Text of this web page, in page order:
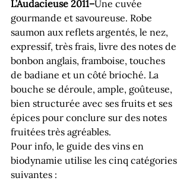
L’Audacieuse 2011–Une cuvée
gourmande et savoureuse. Robe
saumon aux reflets argentés, le nez,
expressif, très frais, livre des notes de
bonbon anglais, framboise, touches
de badiane et un côté brioché. La
bouche se déroule, ample, goûteuse,
bien structurée avec ses fruits et ses
épices pour conclure sur des notes
fruitées très agréables.
Pour info, le guide des vins en
biodynamie utilise les cinq catégories
suivantes :